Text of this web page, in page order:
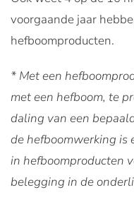
voorgaande jaar
hefboomproducten.
* Met een
met een hefboom, te
daling van een
de hefboomwerking is
in hefboomproducten
belegging in de